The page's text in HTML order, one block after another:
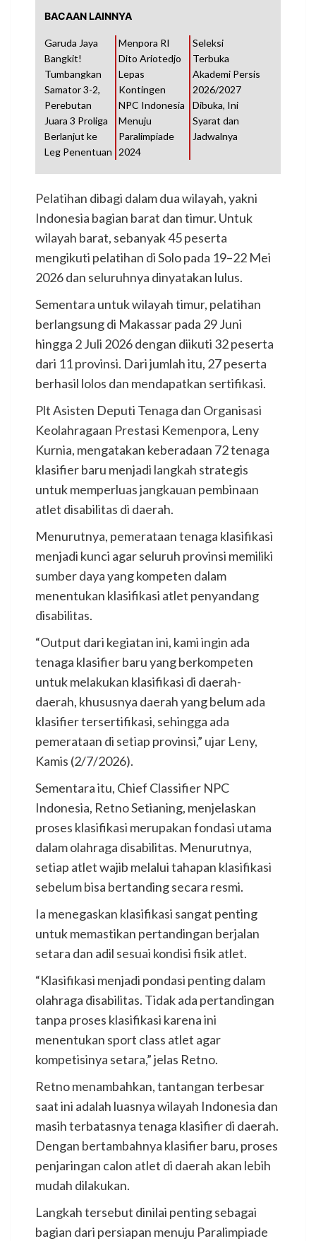
BACAAN LAINNYA
Garuda Jaya
Bangkit!
Tumbangkan
Samator 3-2,
Perebutan
Juara 3 Proliga
Berlanjut ke
Leg Penentuan
Menpora RI
Dito Ariotedjo
Lepas
Kontingen
NPC Indonesia
Menuju
Paralimpiade
2024
Seleksi
Terbuka
Akademi Persis
2026/2027
Dibuka, Ini
Syarat dan
Jadwalnya
Pelatihan dibagi dalam dua wilayah, yakni
Indonesia bagian barat dan timur. Untuk
wilayah barat, sebanyak 45 peserta
mengikuti pelatihan di Solo pada 19–22 Mei
2026 dan seluruhnya dinyatakan lulus.
Sementara untuk wilayah timur, pelatihan
berlangsung di Makassar pada 29 Juni
hingga 2 Juli 2026 dengan diikuti 32 peserta
dari 11 provinsi. Dari jumlah itu, 27 peserta
berhasil lolos dan mendapatkan sertifikasi.
Plt Asisten Deputi Tenaga dan Organisasi
Keolahragaan Prestasi Kemenpora, Leny
Kurnia, mengatakan keberadaan 72 tenaga
klasifier baru menjadi langkah strategis
untuk memperluas jangkauan pembinaan
atlet disabilitas di daerah.
Menurutnya, pemerataan tenaga klasifikasi
menjadi kunci agar seluruh provinsi memiliki
sumber daya yang kompeten dalam
menentukan klasifikasi atlet penyandang
disabilitas.
“Output dari kegiatan ini, kami ingin ada
tenaga klasifier baru yang berkompeten
untuk melakukan klasifikasi di daerah-
daerah, khususnya daerah yang belum ada
klasifier tersertifikasi, sehingga ada
pemerataan di setiap provinsi,” ujar Leny,
Kamis (2/7/2026).
Sementara itu, Chief Classifier NPC
Indonesia, Retno Setianing, menjelaskan
proses klasifikasi merupakan fondasi utama
dalam olahraga disabilitas. Menurutnya,
setiap atlet wajib melalui tahapan klasifikasi
sebelum bisa bertanding secara resmi.
Ia menegaskan klasifikasi sangat penting
untuk memastikan pertandingan berjalan
setara dan adil sesuai kondisi fisik atlet.
“Klasifikasi menjadi pondasi penting dalam
olahraga disabilitas. Tidak ada pertandingan
tanpa proses klasifikasi karena ini
menentukan sport class atlet agar
kompetisinya setara,” jelas Retno.
Retno menambahkan, tantangan terbesar
saat ini adalah luasnya wilayah Indonesia dan
masih terbatasnya tenaga klasifier di daerah.
Dengan bertambahnya klasifier baru, proses
penjaringan calon atlet di daerah akan lebih
mudah dilakukan.
Langkah tersebut dinilai penting sebagai
bagian dari persiapan menuju Paralimpiade